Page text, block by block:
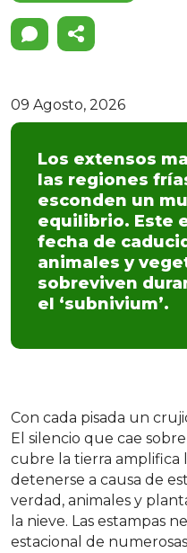
09 Agosto, 2026
Los extensos
las regiones
esconden un
equilibrio. Este
fecha de
animales y
sobreviven
el ‘subnivium’.
Con cada pisada un
El silencio que cae
cubre la tierra amplifica
detenerse a causa de
verdad, animales y
la nieve. Las estampas
estacional de